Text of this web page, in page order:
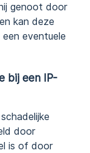
genoot door
kan deze
eventuele
bij een IP-
door
is of door